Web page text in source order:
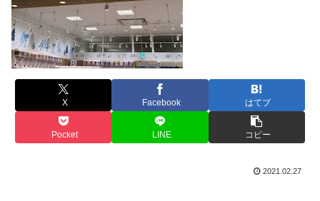
X Facebook はてブ
Pocket LINE コピー
2021.02.27